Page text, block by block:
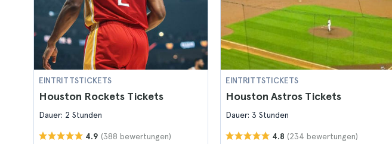
EINTRITTSTICKETS
Houston Rockets Tickets
Dauer: 2 Stunden
4.9 (388 bewertungen)
EINTRITTSTICKETS
Houston Astros Tickets
Dauer: 3 Stunden
4.8 (234 bewertungen)